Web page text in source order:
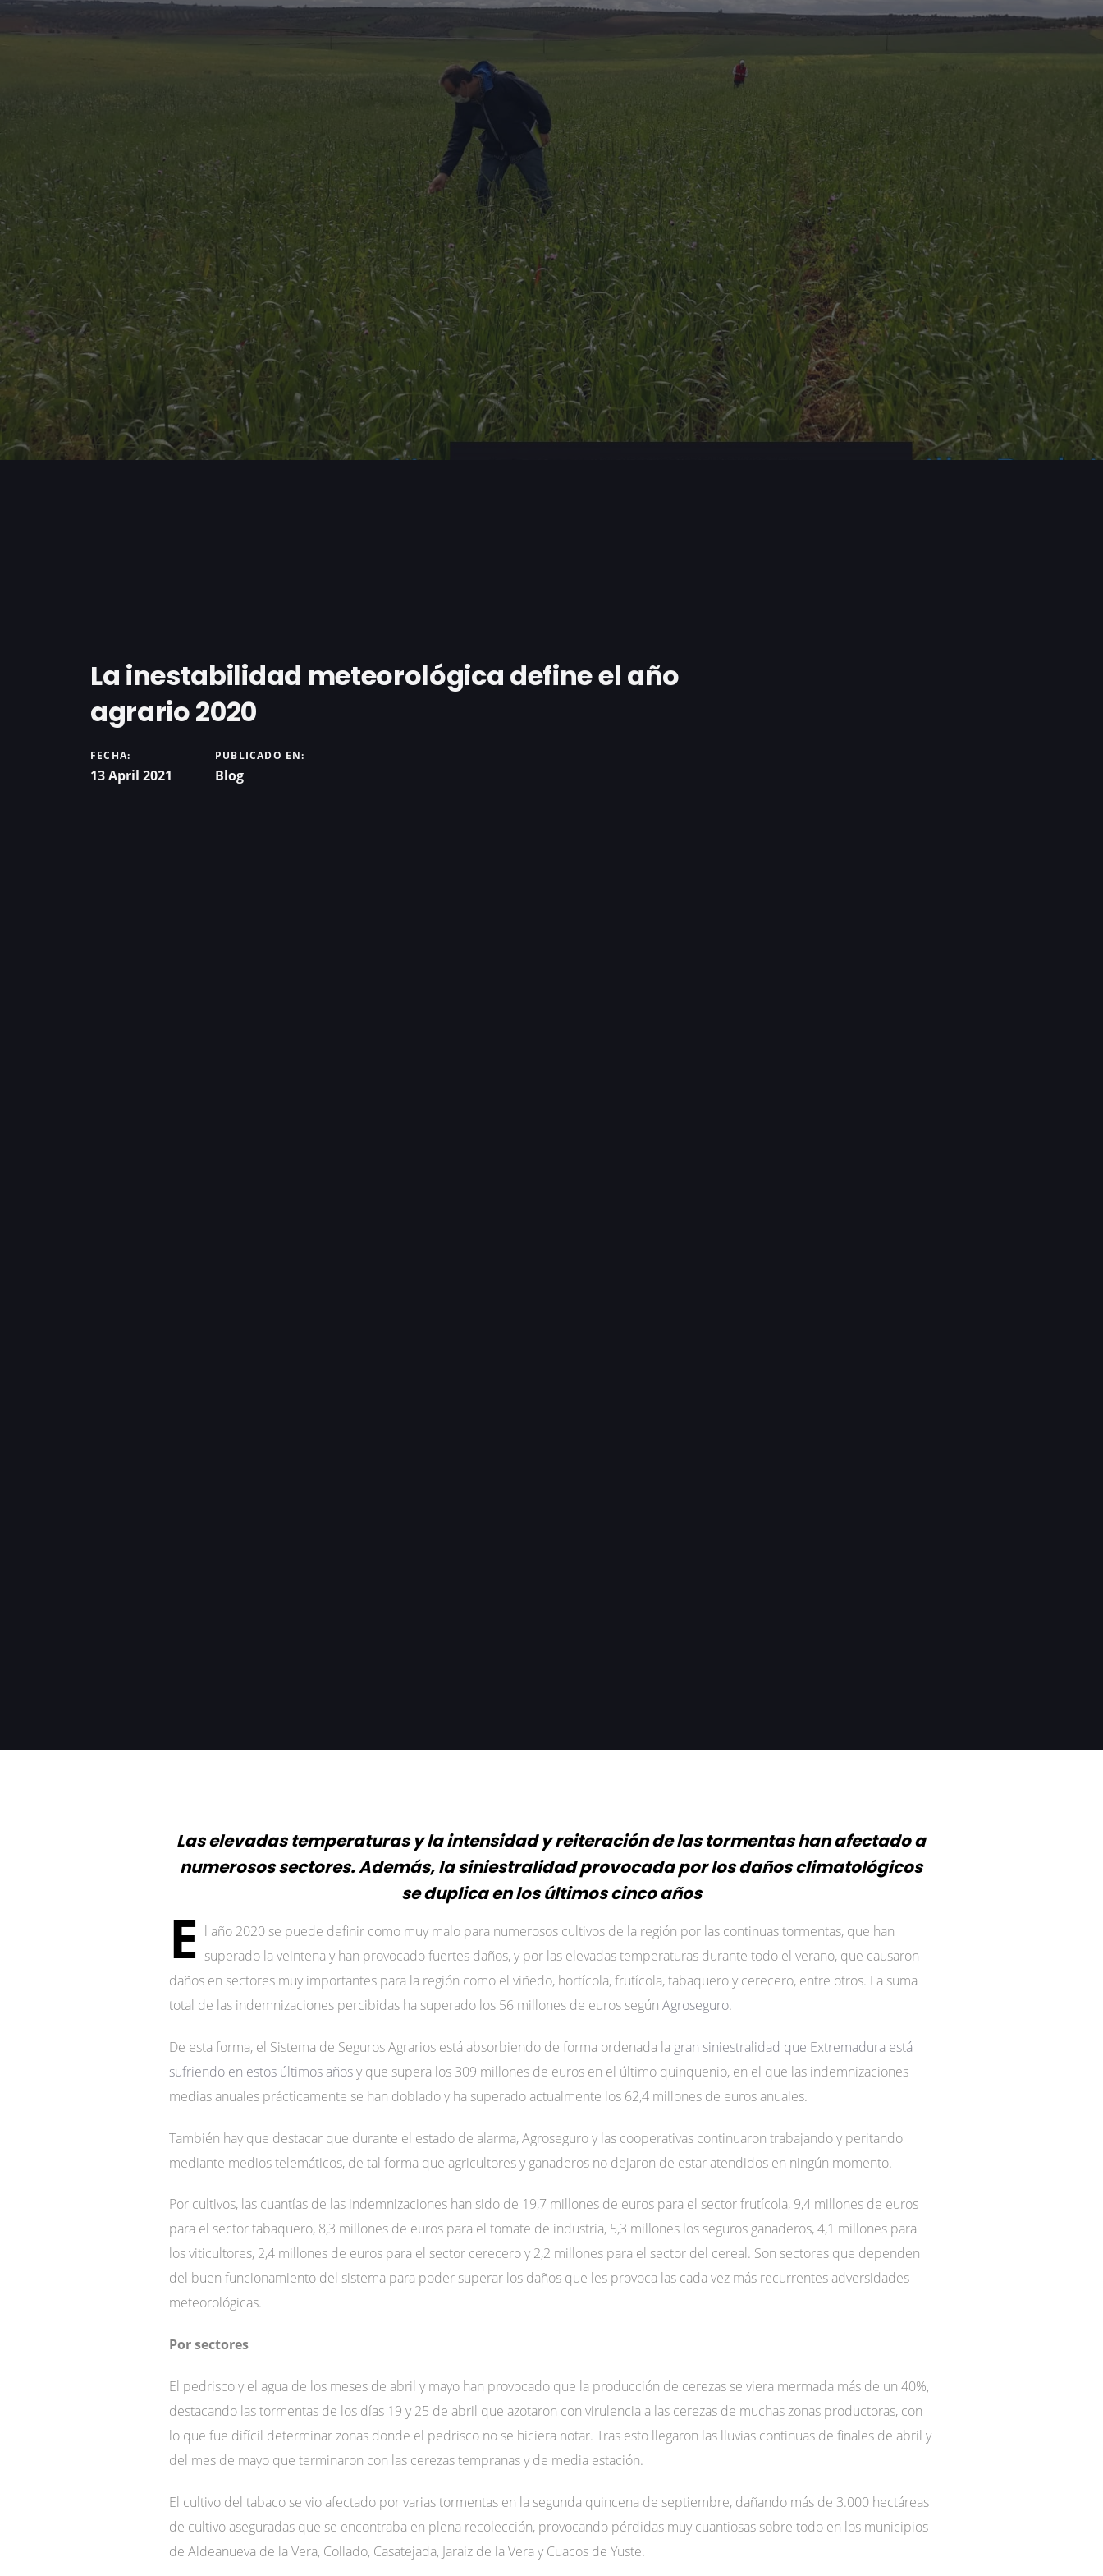
La inestabilidad meteorológica define el año
agrario 2020
FECHA:
13 April 2021
PUBLICADO EN:
Blog
Las elevadas temperaturas y la intensidad y reiteración de las tormentas han afectado a
numerosos sectores. Además, la siniestralidad provocada por los daños climatológicos
se duplica en los últimos cinco años
E l año 2020 se puede definir como muy malo para numerosos cultivos de la región por las continuas tormentas, que han
superado la veintena y han provocado fuertes daños, y por las elevadas temperaturas durante todo el verano, que causaron
daños en sectores muy importantes para la región como el viñedo, hortícola, frutícola, tabaquero y cerecero, entre otros. La suma
total de las indemnizaciones percibidas ha superado los 56 millones de euros segúnAgroseguro.
De esta forma, el Sistema de Seguros Agrarios está absorbiendo de forma ordenada la gran siniestralidad que Extremadura está
sufriendo en estos últimos añosy que supera los 309 millones de euros en el último quinquenio, en el que las indemnizaciones
medias anuales prácticamente se han doblado y ha superado actualmente los 62,4 millones de euros anuales.
También hay que destacar que durante el estado de alarma, Agroseguro y las cooperativas continuaron trabajando y peritando
mediante medios telemáticos, de tal forma que agricultores y ganaderos no dejaron de estar atendidos en ningún momento.
Por cultivos, las cuantías de las indemnizaciones han sido de 19,7 millones de euros para el sector frutícola, 9,4 millones de euros
para el sector tabaquero, 8,3 millones de euros para el tomate de industria, 5,3 millones los seguros ganaderos, 4,1 millones para
los viticultores, 2,4 millones de euros para el sector cerecero y 2,2 millones para el sector del cereal. Son sectores que dependen
del buen funcionamiento del sistema para poder superar los daños que les provoca las cada vez más recurrentes adversidades
meteorológicas.
Por sectores
El pedrisco y el agua de los meses de abril y mayo han provocado que la producción de cerezas se viera mermada más de un 40%,
destacando las tormentas de los días 19 y 25 de abril que azotaron con virulencia a las cerezas de muchas zonas productoras, con
lo que fue difícil determinar zonas donde el pedrisco no se hiciera notar. Tras esto llegaron las lluvias continuas de finales de abril y
del mes de mayo que terminaron con las cerezas tempranas y de media estación.
El cultivo del tabaco se vio afectado por varias tormentas en la segunda quincena de septiembre, dañando más de 3.000 hectáreas
de cultivo aseguradas que se encontraba en plena recolección, provocando pérdidas muy cuantiosas sobre todo en los municipios
de Aldeanueva de la Vera, Collado, Casatejada, Jaraiz de la Vera y Cuacos de Yuste.